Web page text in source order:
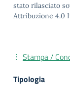
stato rilasciato
Attribuzione 4.0
Stampa /
Tipologia